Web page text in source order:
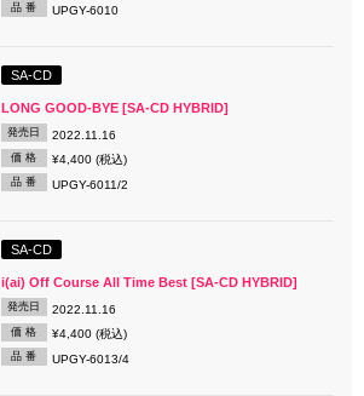
品 番 UPGY-6010
SA-CD
LONG GOOD-BYE [SA-CD HYBRID]
発売日 2022.11.16
価 格 ¥4,400 (税込)
品 番 UPGY-6011/2
SA-CD
i(ai) Off Course All Time Best [SA-CD HYBRID]
発売日 2022.11.16
価 格 ¥4,400 (税込)
品 番 UPGY-6013/4